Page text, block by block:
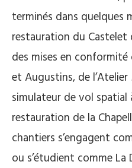
terminés dans quelques
restauration du Castelet
des mises en conformité
et Augustins, de
simulateur de vol spatial
restauration de la
chantiers s’engagent
ou s’étudient comme La